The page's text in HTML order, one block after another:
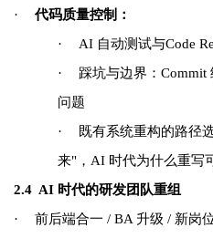
·
代码质量控制：
·
AI 自动测试与Code
·
踩坑与边界：
问题
·
既有系统重构的路径
来"，AI 时代为什么重写
2.4 AI 时代的研发团队重组
·
前后端合一 / BA 升级 / 新岗位